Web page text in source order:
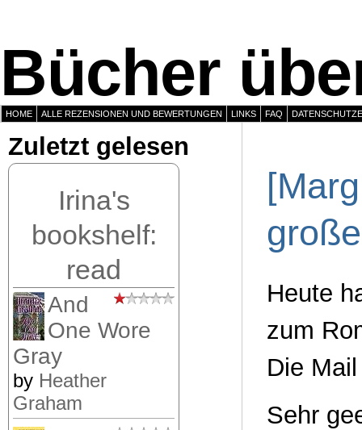
Bücher
HOME ALLE REZENSIONEN UND BEWERTUNGEN LINKS FAQ
Zuletzt gelesen
Irina's
bookshelf:
read
And
One Wore
Gray
by Heather
Graham
Heute
zum
Die
Sehr